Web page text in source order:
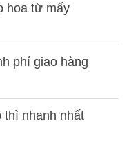
hoa từ mấy
phí giao hàng
thì nhanh nhất